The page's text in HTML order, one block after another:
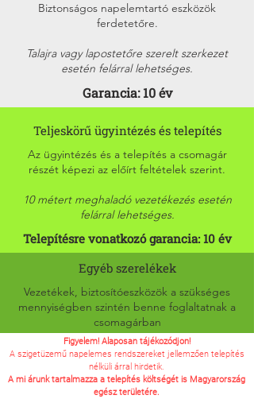
Biztonságos napelemtartó eszközök
ferdetetőre.
Talajra vagy lapostetőre szerelt szerkezet
esetén felárral lehetséges.
Garancia: 10 év
Teljeskörű ügyintézés és telepítés
Az ügyintézés és a telepítés a csomagár
részét képezi az előírt feltételek szerint.
10 métert meghaladó vezetékezés esetén
felárral lehetséges.
Telepítésre vonatkozó garancia: 10 év
Egyéb szerelékek
Vezetékek, biztosítóeszközök a szükséges
mennyiségben szintén benne foglaltatnak a
csomagárban
Figyelem! Alaposan tájékozódjon!
A szigetüzemű napelemes rendszereket jellemzően telepítés
nélküli árral hirdetik.
A mi árunk tartalmazza a telepítés költségét is Magyarország
egész területére.